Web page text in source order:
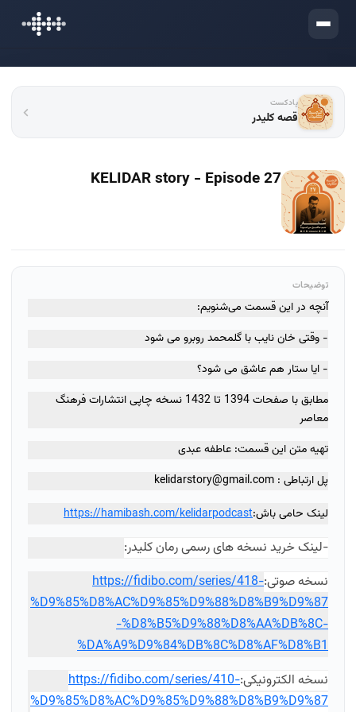
ورود
پادکست
قصه کلیدر
KELIDAR story - Episode 27
توضیحات
آنچه در این قسمت می‌شنویم:
- وقتی خان نایب با گلمحمد روبرو می شود
- ایا ستار هم عاشق می شود؟
مطابق با صفحات 1394 تا 1432 نسخه چاپی انتشارات فرهنگ
معاصر
تهیه متن این قسمت: عاطفه عبدی
پل ارتباطی : kelidarstory@gmail.com
لینک حامی باش:https://hamibash.com/kelidarpodcast
-لینک خرید نسخه های رسمی رمان کلیدر:
نسخه صوتی:https://fidibo.com/series/418-
%D9%85%D8%AC%D9%85%D9%88%D8%B9%D9%87
-%D8%B5%D9%88%D8%AA%DB%8C-
%DA%A9%D9%84%DB%8C%D8%AF%D8%B1
نسخه الکترونیکی:https://fidibo.com/series/410-
%D9%85%D8%AC%D9%85%D9%88%D8%B9%D9%87